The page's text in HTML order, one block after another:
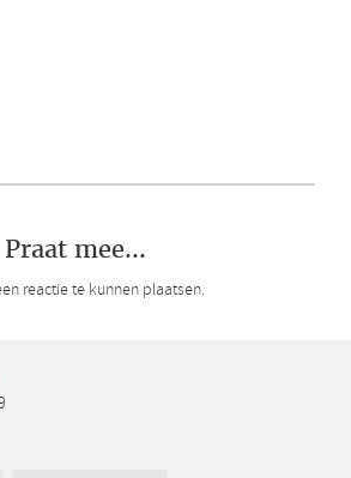
mee...
reactie te kunnen plaatsen.